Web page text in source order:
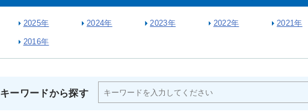
2025年 2024年 2023年 2022年 2021年
2016年
キーワードから探す